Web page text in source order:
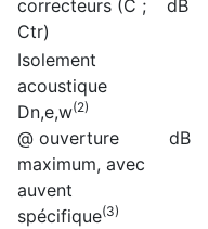
correcteurs (C ;
Ctr)
dB
Isolement
acoustique
Dn,e,w(2)
@ ouverture
maximum, avec
auvent
spécifique(3)
dB